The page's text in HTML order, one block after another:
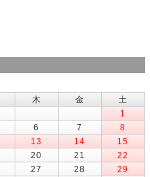
木 金
土
1
6 7
8
13 14
15
20 21
22
27 28
29